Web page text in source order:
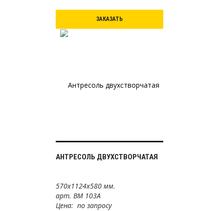
ЗАКАЗАТЬ
АНТРЕСОЛЬ ДВУХСТВОРЧАТАЯ
570х1124х580 мм.
арт. ВМ 103А
Цена: по запросу